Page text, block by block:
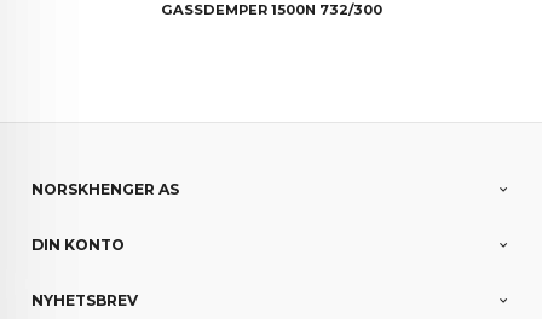
GASSDEMPER 1500N 732/300
NORSKHENGER AS
DIN KONTO
NYHETSBREV